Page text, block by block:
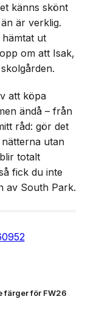
känns skönt
är verklig.
ut
om att Isak,
att köpa
ändå – från
råd: gör det
utan
totalt
fick du inte
av South Park.
färger för FW26